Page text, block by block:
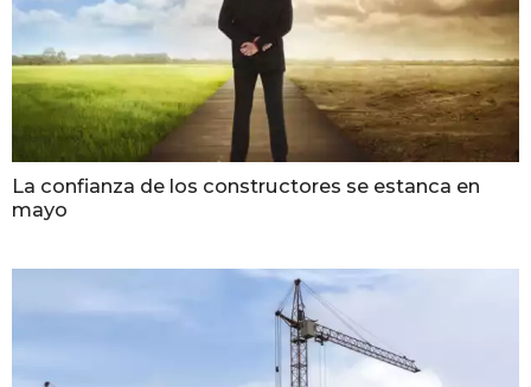
La confianza de los constructores se estanca en
mayo